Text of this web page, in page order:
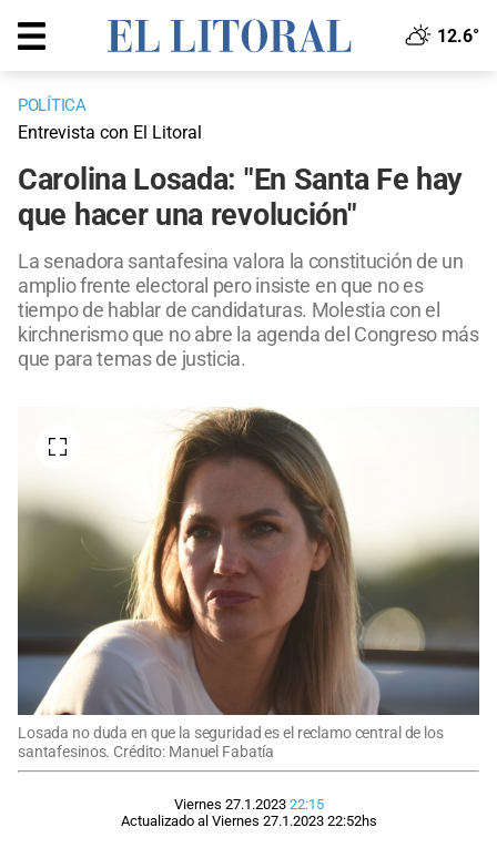
12.6°
POLÍTICA
Entrevista con El Litoral
Carolina Losada: "En Santa Fe hay
que hacer una revolución"
La senadora santafesina valora la constitución de un
amplio frente electoral pero insiste en que no es
tiempo de hablar de candidaturas. Molestia con el
kirchnerismo que no abre la agenda del Congreso más
que para temas de justicia.
Losada no duda en que la seguridad es el reclamo central de los
santafesinos. Crédito: Manuel Fabatía
Viernes 27.1.2023 22:15
Actualizado al Viernes 27.1.2023 22:52hs